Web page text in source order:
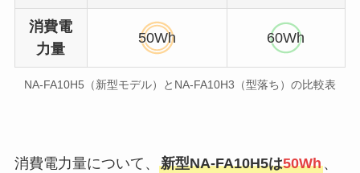
消費電
力量
50Wh 60Wh
NA-FA10H5（新型モデル）とNA-FA10H3（型落ち）の比較表
消費電力量について、 新型NA-FA10H5は50Wh、